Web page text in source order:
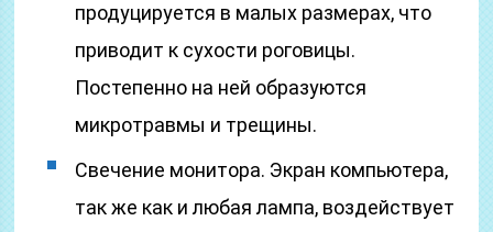
продуцируется в малых размерах, что
приводит к сухости роговицы.
Постепенно на ней образуются
микротравмы и трещины.
Свечение монитора. Экран компьютера,
так же как и любая лампа, воздействует